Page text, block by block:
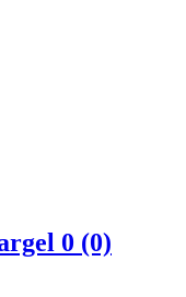
0 (0)